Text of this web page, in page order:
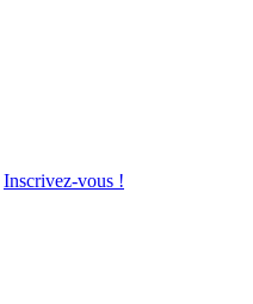
Inscrivez-vous !